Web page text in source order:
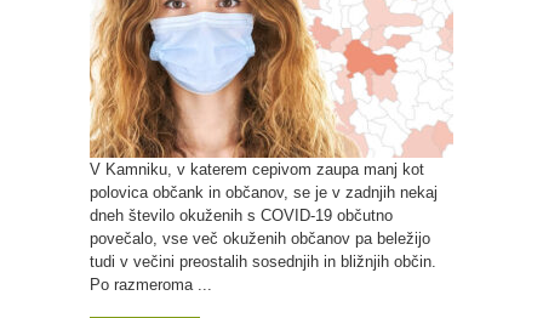
V Kamniku, v katerem cepivom zaupa manj kot
polovica občank in občanov, se je v zadnjih nekaj
dneh število okuženih s COVID-19 občutno
povečalo, vse več okuženih občanov pa beležijo
tudi v večini preostalih sosednjih in bližnjih občin.
Po razmeroma ...